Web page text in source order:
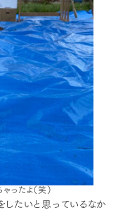
ったよ（笑）
したいと思っているなか